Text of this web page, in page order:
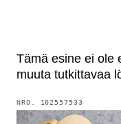
Tämä esine ei ole
muuta tutkittavaa
NRO. 102557533